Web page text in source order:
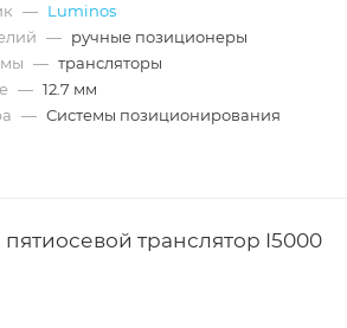
— Luminos
— ручные позиционеры
— трансляторы
— 12.7 мм
— Системы позиционирования
транслятор I5000